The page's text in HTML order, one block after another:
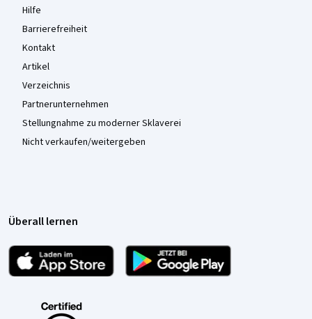
Hilfe
Barrierefreiheit
Kontakt
Artikel
Verzeichnis
Partnerunternehmen
Stellungnahme zu moderner Sklaverei
Nicht verkaufen/weitergeben
Überall lernen